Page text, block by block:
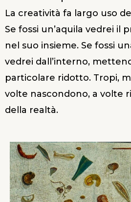
La creatività fa largo uso
Se fossi un’aquila vedrei il
nel suo insieme. Se fossi
vedrei dall’interno,
particolare ridotto. Tropi,
volte nascondono, a volte
della realtà.